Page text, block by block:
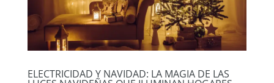
ELECTRICIDAD Y NAVIDAD: LA MAGIA DE LAS